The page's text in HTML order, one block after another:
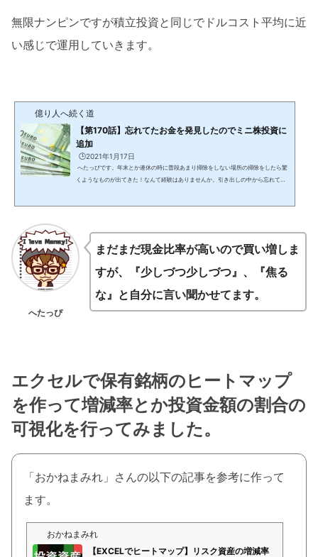
無限ナンピンですが積立投資と同じでドルコスト平均に近
い感じで運用していきます。
億り人へ続く道
【第170話】忘れてたお金を発見したのでミニ株投資に
追加
🕒️2021年1月17日
へたっぴです。年末とか連休の時に普段あまり掃除をしない場所の掃除をしたら驚
くようなものが出てきた！なんて経験はありませんか。引き出しの中から忘れてい
へたっぴ
まだまだ現金比率が高いので買い増しま
すが、『少しづつ少しづつ』、『焦る
な』と自分に言い聞かせてます。
エクセルで保有銘柄のヒートマップ
を作って増減率とか投資金額の割合の
可視化を行ってみました。
「おかねまみれ」さんの以下の記事を参考に作って
ます。
おかねまみれ
【EXCELでヒートマップ】リスク資産の増減率